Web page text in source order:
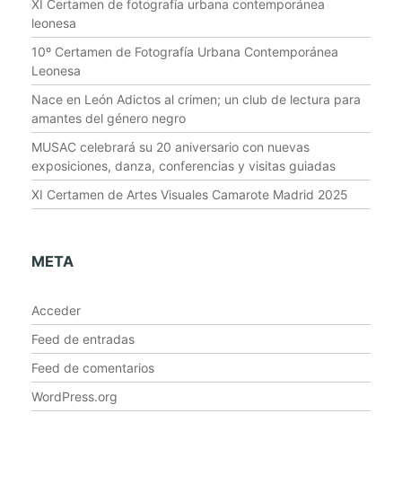
XI Certamen de fotografía urbana contemporánea
leonesa
10º Certamen de Fotografía Urbana Contemporánea
Leonesa
Nace en León Adictos al crimen; un club de lectura para
amantes del género negro
MUSAC celebrará su 20 aniversario con nuevas
exposiciones, danza, conferencias y visitas guiadas
XI Certamen de Artes Visuales Camarote Madrid 2025
META
Acceder
Feed de entradas
Feed de comentarios
WordPress.org